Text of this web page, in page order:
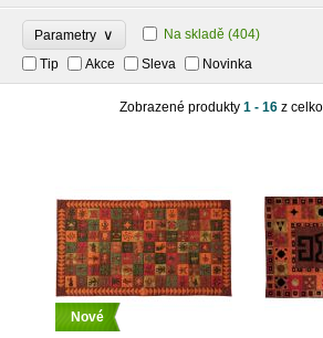
Parametry ∨ Na skladě (404)
Tip
Akce Sleva Novinka
Zobrazené produkty 1 - 16z
Nové